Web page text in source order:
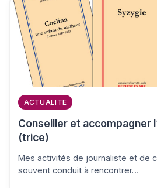
ACTUALITE
Conseiller et accompagner
(trice)
Mes activités de journaliste et de
souvent conduit à rencontrer…